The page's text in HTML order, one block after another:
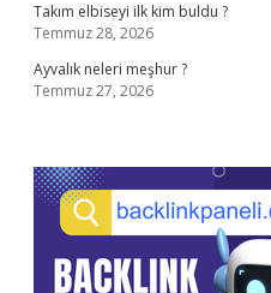
Takım elbiseyi ilk kim buldu ?
Temmuz 28, 2026
Ayvalık neleri meşhur ?
Temmuz 27, 2026